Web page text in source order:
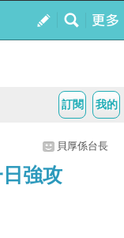
我的
訂閱
貝厚係台長
強攻